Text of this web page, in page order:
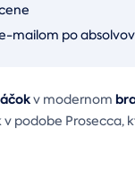
mailom po
v modernom
podobe Prosecca,